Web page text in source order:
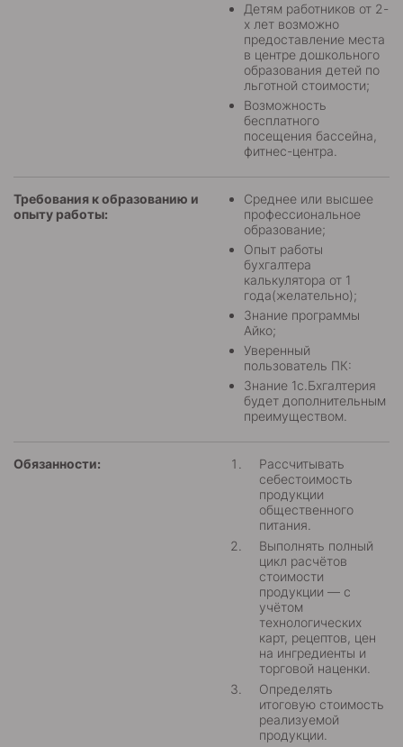
Детям работников от 2-
х лет возможно
предоставление места
в центре дошкольного
образования детей по
льготной стоимости;
Возможность
бесплатного
посещения бассейна,
фитнес-центра.
Требования к образованию и
опыту работы:
Среднее или высшее
профессиональное
образование;
Опыт работы
бухгалтера
калькулятора от 1
года(желательно);
Знание программы
Айко;
Уверенный
пользователь ПК:
Знание 1с.Бхгалтерия
будет дополнительным
преимуществом.
Обязанности:
Рассчитывать
себестоимость
продукции
общественного
питания.
Выполнять полный
цикл расчётов
стоимости
продукции — с
учётом
технологических
карт, рецептов, цен
на ингредиенты и
торговой наценки.
Определять
итоговую стоимость
реализуемой
продукции.